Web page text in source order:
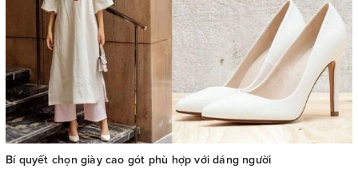
Bí quyết chọn giày cao gót phù hợp với dáng người